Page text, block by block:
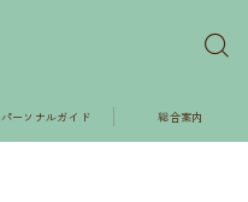
パーソナルガイド 総合案内